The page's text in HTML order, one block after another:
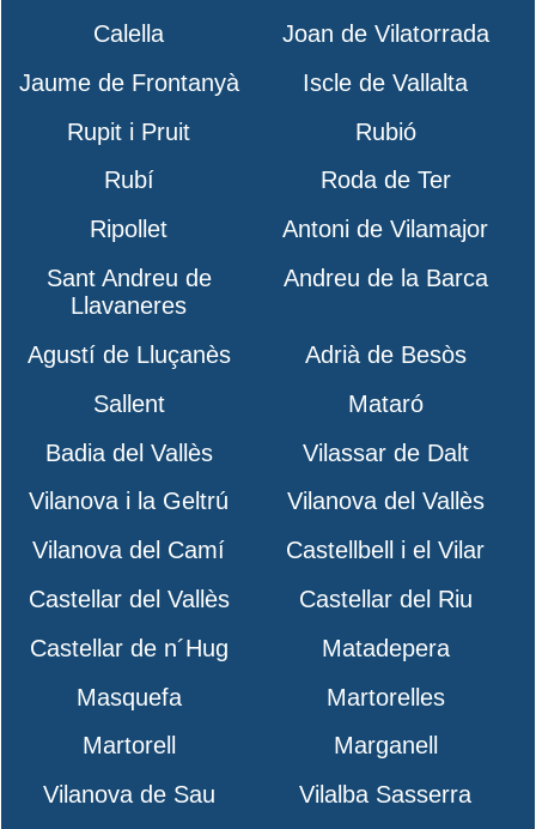
Calella
Joan de Vilatorrada
Jaume de Frontanyà
Iscle de Vallalta
Rupit i Pruit
Rubió
Rubí
Roda de Ter
Ripollet
Antoni de Vilamajor
Sant Andreu de
Llavaneres
Andreu de la Barca
Agustí de Lluçanès
Adrià de Besòs
Sallent
Mataró
Badia del Vallès
Vilassar de Dalt
Vilanova i la Geltrú
Vilanova del Vallès
Vilanova del Camí
Castellbell i el Vilar
Castellar del Vallès
Castellar del Riu
Castellar de n´Hug
Matadepera
Masquefa
Martorelles
Martorell
Marganell
Vilanova de Sau
Vilalba Sasserra